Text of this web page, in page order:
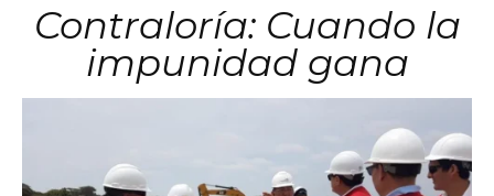
Contraloría: Cuando la
impunidad gana